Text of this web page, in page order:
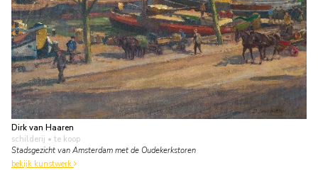
Dirk van Haaren
schilderij • te koop
Stadsgezicht van Amsterdam met de Oudekerkstoren
bekijk kunstwerk